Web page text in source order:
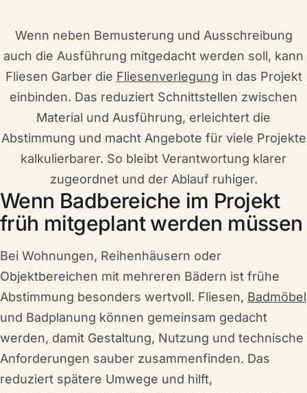
Wenn neben Bemusterung und Ausschreibung
auch die Ausführung mitgedacht werden soll, kann
Fliesen Garber die Fliesenverlegung in das Projekt
einbinden. Das reduziert Schnittstellen zwischen
Material und Ausführung, erleichtert die
Abstimmung und macht Angebote für viele Projekte
kalkulierbarer. So bleibt Verantwortung klarer
zugeordnet und der Ablauf ruhiger.
Wenn Badbereiche im Projekt
früh mitgeplant werden müssen
Bei Wohnungen, Reihenhäusern oder
Objektbereichen mit mehreren Bädern ist frühe
Abstimmung besonders wertvoll. Fliesen, Badmöbel
und Badplanung können gemeinsam gedacht
werden, damit Gestaltung, Nutzung und technische
Anforderungen sauber zusammenfinden. Das
reduziert spätere Umwege und hilft,